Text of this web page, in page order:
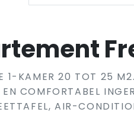
1-KAMER 20 TOT 25
COMFORTABEL
AIR-